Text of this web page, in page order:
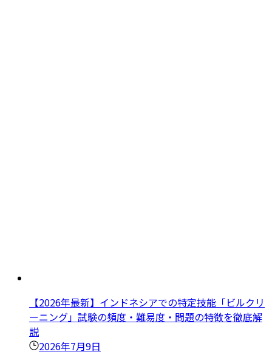
【2026年最新】インドネシアでの特定技能「ビルクリ
ーニング」試験の頻度・難易度・問題の特徴を徹底解
説
2026年7月9日